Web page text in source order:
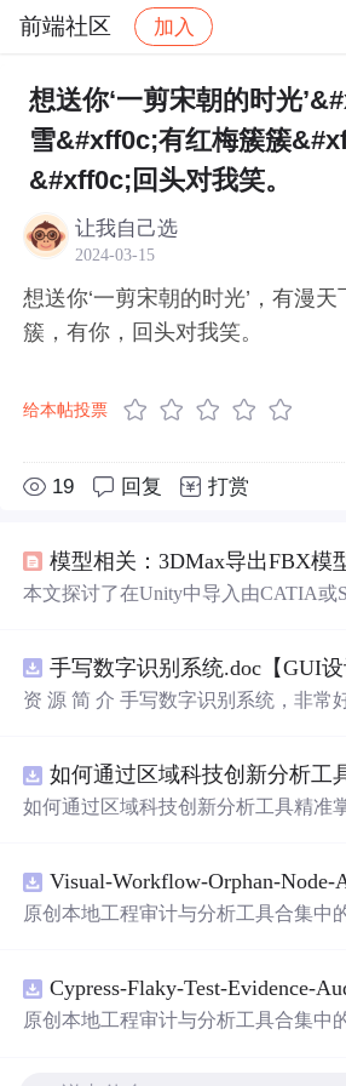
前端社区 加入
社区 前端社区 感慨 帖
想送你‘一剪宋朝的时光
雪&#xff0c;有红梅簇簇
&#xff0c;回头对我笑。
让我自己选
2024-03-15
想送你‘一剪宋朝的时光’，有漫
簇，有你，回头对我笑。
给本帖投票
19 回复 打赏
本文探讨了在Unity中导入由CATIA或
段保持模型中心与坐标系一致，或使
化，确保模型旋转中心与几何中心重
手写数字识别系统.doc【GUI设
资 源 简 介 手写数字识别系统，非常
带有直观的图形用户界面（GUI），
需要将手写数字输入系统，它将立即
是一个非常方便和实用的工具，你一
如何通过区域科技创新分析工具精准
原创本地工程审计与分析工具合集中
README、运行说明、功能清单、
权声明。解压后进入project目录，执行
原创本地工程审计与分析工具合集中